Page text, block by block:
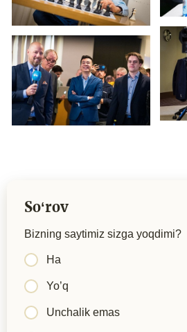
Soʻrov
Bizning saytimiz sizga yoqdimi?
Ha
Yo’q
Unchalik emas